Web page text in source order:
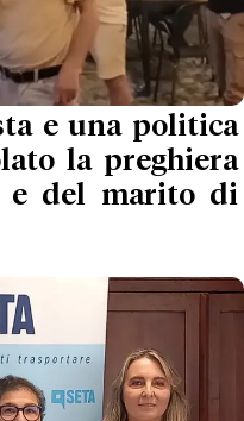
e una politica
la preghiera
e del marito di